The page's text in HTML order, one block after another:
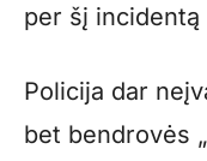
per šį
Policija dar
bet bendrovės